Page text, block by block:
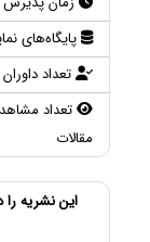
پایگاه‌های
تعداد داوران
تعداد
مقالات
این نشریه